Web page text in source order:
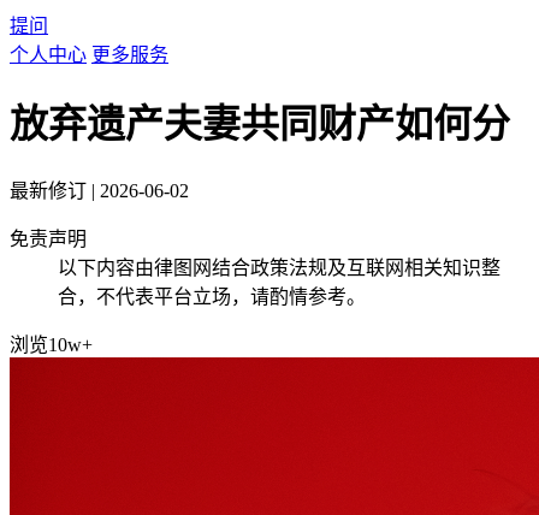
提问
个人中心 更多服务
放弃遗产夫妻共同财产如何分
最新修订 | 2026-06-02
免责声明
以下内容由律图网结合政策法规及互联网相关知识整
合，不代表平台立场，请酌情参考。
浏览10w+